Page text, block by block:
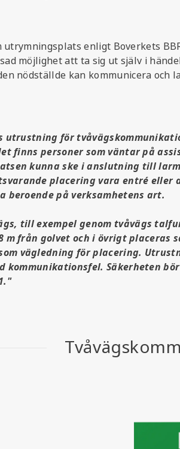
enligt Boverkets
möjlighet att ta sig ut själv i
nödställde kan kommunicera
för
finns personer som väntar på
kunna ske i anslutning till
placering vara entré
beroende på verksamhetens art.
till exempel genom tvåvägs
m från golvet och i övrigt
vägledning för placering.
kommunikationsfel. Säkerheten